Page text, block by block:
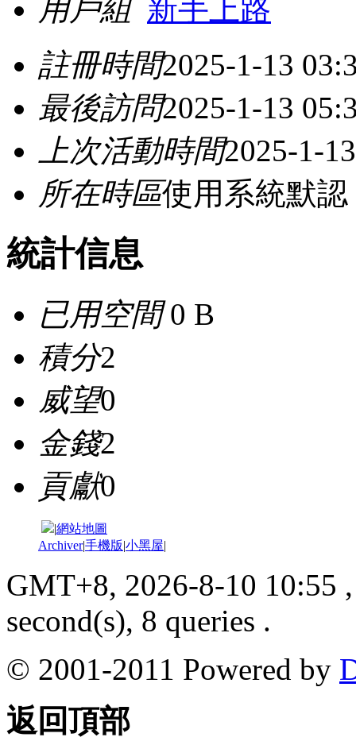
用戶組 新手上路
註冊時間2025-1-13
最後訪問2025-1-13
上次活動時間2025-1-
所在時區使用系統默認
統計信息
已用空間0 B
積分2
威望0
金錢2
貢獻0
|網站地圖
Archiver|手機版|小黑屋|
GMT+8, 2026-8-10 10:55
second(s), 8 queries .
© 2001-2011 Powered by
返回頂部